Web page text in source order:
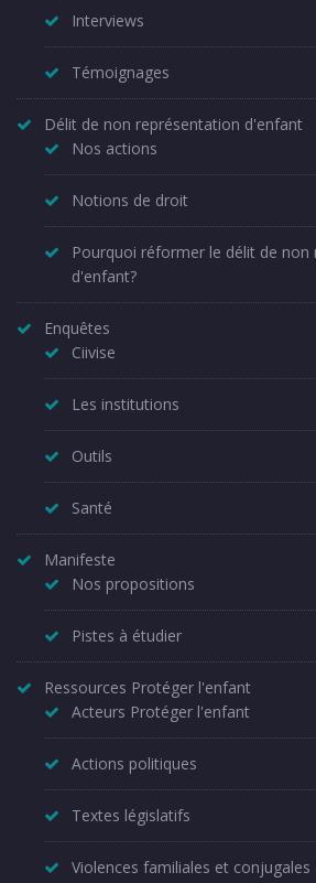
Interviews
Témoignages
Délit de non représentation d'enfant
Nos actions
Notions de droit
Pourquoi réformer le délit de non
d'enfant?
Enquêtes
Ciivise
Les institutions
Outils
Santé
Manifeste
Nos propositions
Pistes à étudier
Ressources Protéger l'enfant
Acteurs Protéger l'enfant
Actions politiques
Textes législatifs
Violences familiales et conjugales